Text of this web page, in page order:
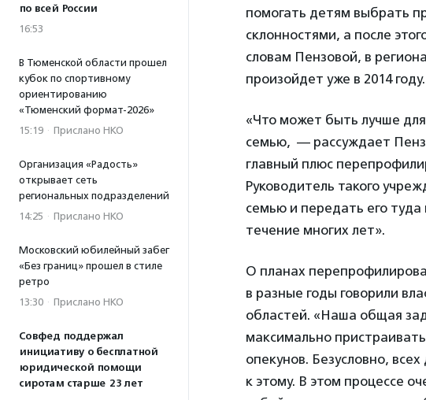
по всей России
16:53
В Тюменской области прошел
кубок по спортивному
ориентированию
«Тюменский формат-2026»
15:19 · Прислано НКО
Организация «Радость»
открывает сеть
региональных подразделений
14:25 · Прислано НКО
Московский юбилейный забег
«Без границ» прошел в стиле
ретро
13:30 · Прислано НКО
Совфед поддержал
инициативу о бесплатной
юридической помощи
сиротам старше 23 лет
помогать детям выбрать
склонностями, а после
словам Пензовой, в
произойдет уже в 2014 году.
«Что может быть лучше
семью, — рассуждает
главный плюс
Руководитель такого
семью и передать его
течение многих лет».
О планах
в разные годы говорили
областей. «Наша общая
максимально
опекунов. Безусловно,
к этому. В этом процессе